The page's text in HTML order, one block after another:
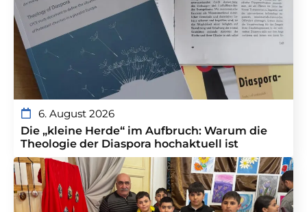
6. August 2026
Die „kleine Herde“ im Aufbruch: Warum die
Theologie der Diaspora hochaktuell ist